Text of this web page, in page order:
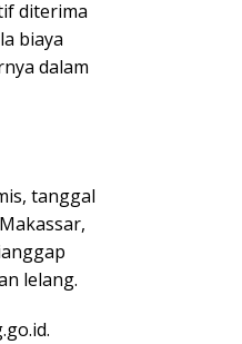
diterima
biaya
dalam
tanggal
lelang.